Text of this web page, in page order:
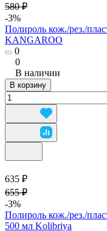
580 ₽
-3%
Полироль кож./рез./
KANGAROO
0
0
В наличии
В корзину
635 ₽
655 ₽
-3%
Полироль кож./рез./
500 мл Kolibriya